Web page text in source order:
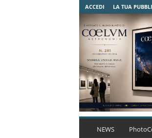
ACCEDI LA TUA
NEWS